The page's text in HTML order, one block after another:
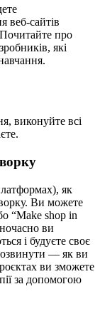
веб-сайтів
про
які
виконуйте всі
як
Ви можете
“Make shop in
ви
і будуєте своє
— як ви
ви зможете
за допомогою